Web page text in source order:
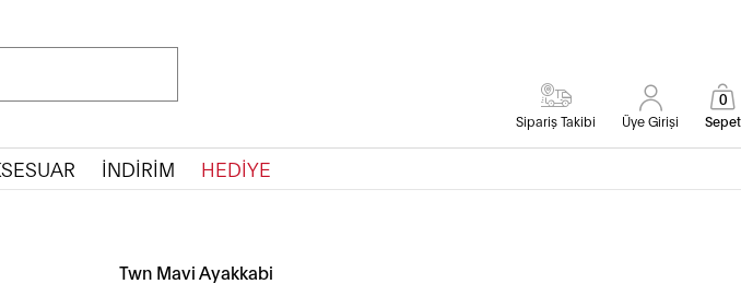
Sipariş Takibi Üye Girişi Sepet
0
İNDİRİM HEDİYE
Twn Mavi Ayakkabi